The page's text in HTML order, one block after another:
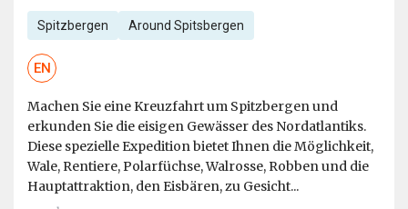
Spitzbergen Around Spitsbergen
EN
Machen Sie eine Kreuzfahrt um Spitzbergen und
erkunden Sie die eisigen Gewässer des Nordatlantiks.
Diese spezielle Expedition bietet Ihnen die Möglichkeit,
Wale, Rentiere, Polarfüchse, Walrosse, Robben und die
Hauptattraktion, den Eisbären, zu Gesicht...